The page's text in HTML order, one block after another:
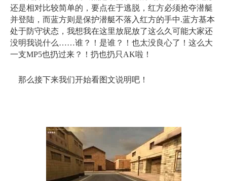
还是相对比较简单的，要点在于逃脱，红方必须抢夺潜艇
并登陆，而蓝方则是保护潜艇不落入红方的手中.蓝方基本
处于防守状态，我想我在这里放屁放了这么久可能大家还
没明我说什么……谁？！是谁？！也太没良心了！这么大
一支MP5也扔过来？！扔也扔只AK啦！
那么接下来我们开始看图文说明吧！